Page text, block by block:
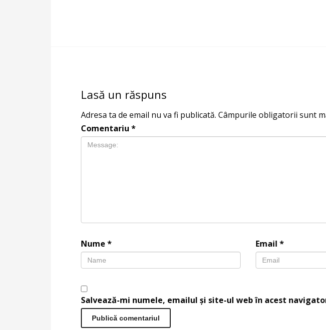
Lasă un răspuns
Adresa ta de email nu va fi publicată. Câmpurile obligatorii sunt
Comentariu *
Nume * Email *
Salvează-mi numele, emailul și site-ul web în acest